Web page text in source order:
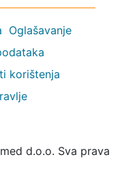
Oglašavanje
korištenja
d.o.o. Sva prava